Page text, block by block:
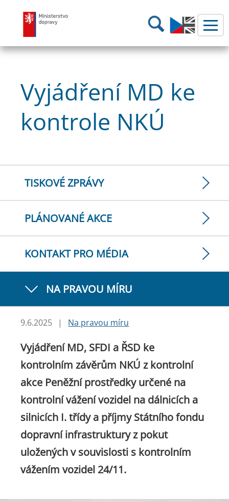
Ministerstvo dopravy Hledání
Vyjádření MD ke
kontrole NKÚ
TISKOVÉ ZPRÁVY
PLÁNOVANÉ AKCE
KONTAKT PRO MÉDIA
NA PRAVOU MÍRU
9.6.2025 | Na pravou míru
Vyjádření MD, SFDI a ŘSD ke
kontrolním závěrům NKÚ z kontrolní
akce Peněžní prostředky určené na
kontrolní vážení vozidel na dálnicích a
silnicích I. třídy a příjmy Státního fondu
dopravní infrastruktury z pokut
uložených v souvislosti s kontrolním
vážením vozidel 24/11.